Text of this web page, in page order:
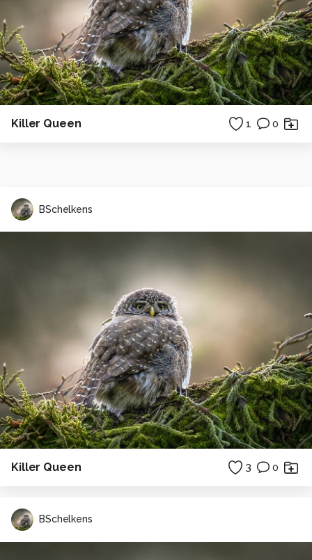
Killer Queen 1 0
BSchelkens
Killer Queen 3 0
BSchelkens